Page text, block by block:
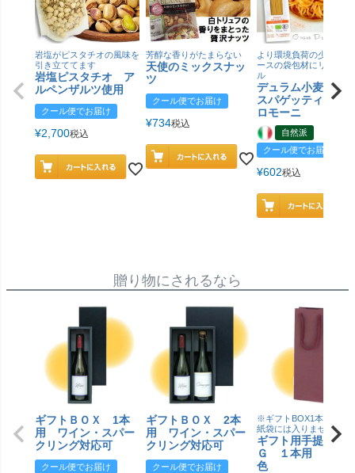
岩塩がピスタチオの風味を
引き立ててます
岩塩ピスタチオ ア
ルペンザルツ使用
クール便でお届け
¥2,700税込
芳醇な香りがたまらない
天使のミックスナッ
ツ
クール便でお届け
¥734税込
より環境負荷の少ない紙
ースの袋包材にリニュー
ル
デュラム小麦 有
スパゲッティ／ジ
ロモーニ
自然派
クール便でお届け
¥602税込
贈り物にされるなら
ギフトＢＯＸ 1本
用 ワイン・スパー
クリング対応可
クール便でお届け
ギフトＢＯＸ 2本
用 ワイン・スパー
クリング対応可
クール便でお届け
※ギフトBOX1本用はこ
紙袋には入りません
ギフト用手提げＢ
Ｇ １本用 エン
色